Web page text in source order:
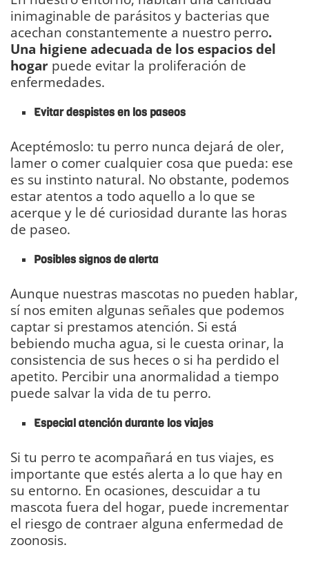
inimaginable de parásitos y bacterias que
acechan constantemente a nuestro perro.
Una higiene adecuada de los espacios del
hogar puede evitar la proliferación de
enfermedades.
Evitar despistes en los paseos
Aceptémoslo: tu perro nunca dejará de oler,
lamer o comer cualquier cosa que pueda: ese
es su instinto natural. No obstante, podemos
estar atentos a todo aquello a lo que se
acerque y le dé curiosidad durante las horas
de paseo.
Posibles signos de alerta
Aunque nuestras mascotas no pueden hablar,
sí nos emiten algunas señales que podemos
captar si prestamos atención. Si está
bebiendo mucha agua, si le cuesta orinar, la
consistencia de sus heces o si ha perdido el
apetito. Percibir una anormalidad a tiempo
puede salvar la vida de tu perro.
Especial atención durante los viajes
Si tu perro te acompañará en tus viajes, es
importante que estés alerta a lo que hay en
su entorno. En ocasiones, descuidar a tu
mascota fuera del hogar, puede incrementar
el riesgo de contraer alguna enfermedad de
zoonosis.